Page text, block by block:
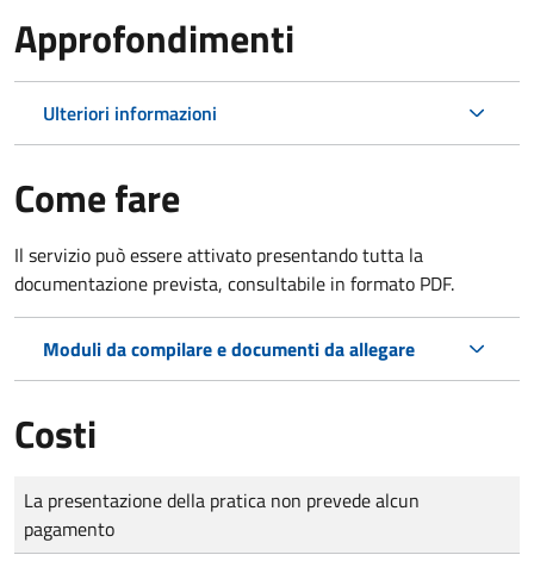
Approfondimenti
Ulteriori informazioni
Come fare
Il servizio può essere attivato presentando tutta la
documentazione prevista, consultabile in formato PDF.
Moduli da compilare e documenti da allegare
Costi
Tipo di pagamento
Importo
La presentazione della pratica non prevede alcun
pagamento